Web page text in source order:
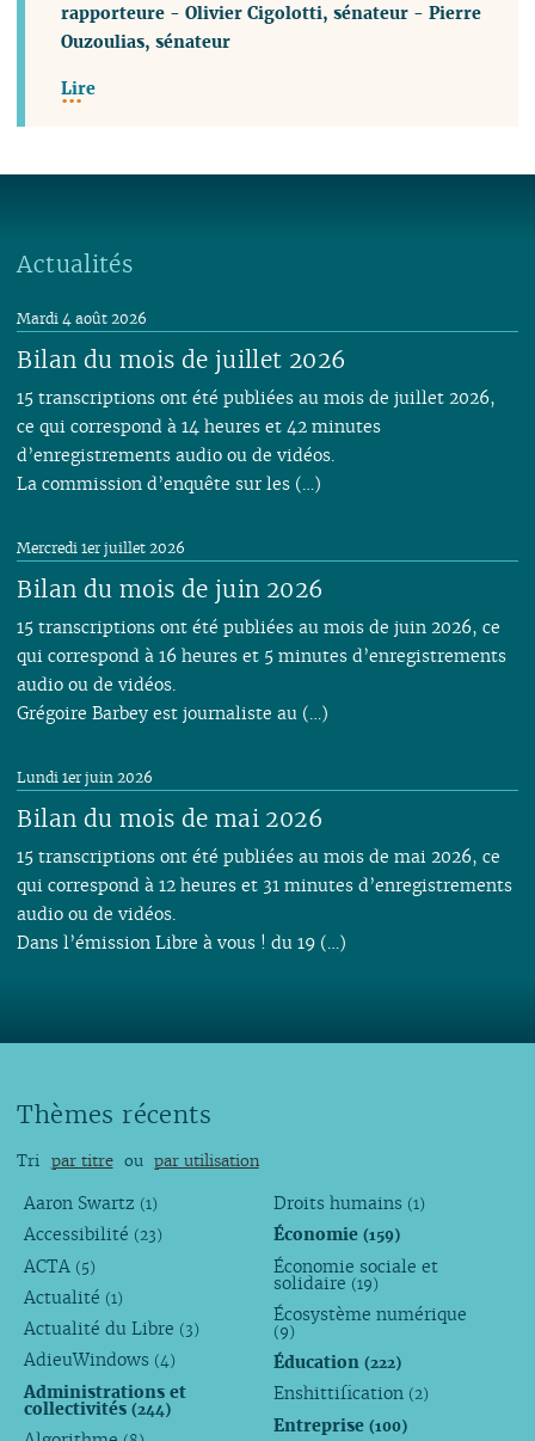
rapporteure -Olivier Cigolotti, sénateur -Pierre
Ouzoulias, sénateur
Lire
Actualités
Bilan du mois de juillet 2026
Mardi 4 août 2026
15 transcriptions ont été publiées au mois de juillet 2026,
ce qui correspond à 14 heures et 42 minutes
d’enregistrements audio ou de vidéos.
La commission d’enquête sur les (…)
Bilan du mois de juin 2026
Mercredi 1er juillet 2026
15 transcriptions ont été publiées au mois de juin 2026, ce
qui correspond à 16 heures et 5 minutes d’enregistrements
audio ou de vidéos.
Grégoire Barbey est journaliste au (…)
Bilan du mois de mai 2026
Lundi 1er juin 2026
15 transcriptions ont été publiées au mois de mai 2026, ce
qui correspond à 12 heures et 31 minutes d’enregistrements
audio ou de vidéos.
Dans l’émission Libre à vous ! du 19 (…)
Thèmes récents
Tri par titre ou par utilisation
Aaron Swartz (1)
Accessibilité (23)
ACTA (5)
Actualité (1)
Actualité du Libre (3)
AdieuWindows (4)
Administrations et
collectivités (244)
Droits humains (1)
Économie(159)
Économie sociale et
solidaire (19)
Écosystème numérique
(9)
Éducation(222)
Enshittification (2)
Entreprise(100)